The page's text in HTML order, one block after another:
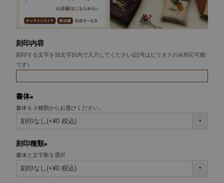
刻印内容
刻印する文字を15文字以内で入力してください(記号はピリオドのみ対応可能
です）
書体
(必
須)
書体を３種類からお選びください。
刻印種類
(必
須)
書体と文字数を選択